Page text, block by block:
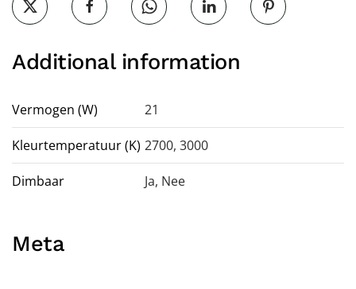
Additional information
Vermogen (W) 21
Kleurtemperatuur (K) 2700, 3000
Dimbaar Ja, Nee
Meta